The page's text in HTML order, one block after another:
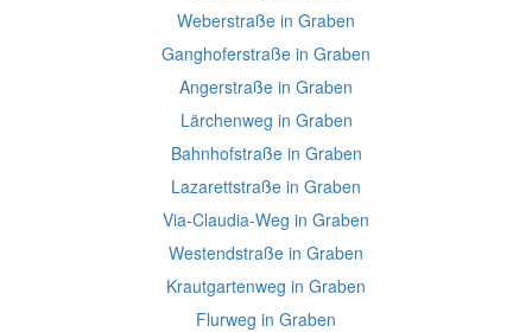
Weberstraße in Graben
Ganghoferstraße in Graben
Angerstraße in Graben
Lärchenweg in Graben
Bahnhofstraße in Graben
Lazarettstraße in Graben
Via-Claudia-Weg in Graben
Westendstraße in Graben
Krautgartenweg in Graben
Flurweg in Graben